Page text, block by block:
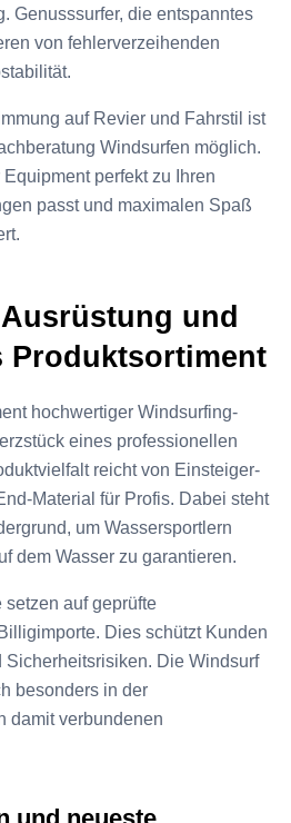
Genusssurfer, die entspanntes
von fehlerverzeihenden
auf Revier und Fahrstil ist
Windsurfen möglich.
perfekt zu Ihren
passt und maximalen Spaß
und
Produktsortiment
hochwertiger Windsurfing-
eines professionellen
reicht von Einsteiger-
Material für Profis. Dabei steht
um Wassersportlern
dem Wasser zu garantieren.
auf geprüfte
Dies schützt Kunden
Sicherheitsrisiken. Die Windsurf
besonders in der
damit verbundenen